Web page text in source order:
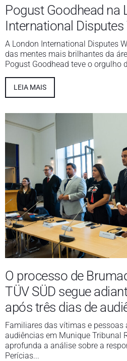
Pogust Goodhead na
International Disputes
A London International Disputes
das mentes mais brilhantes da
Pogust Goodhead teve o orgulho
LEIA MAIS
O processo de
TÜV SÜD segue
após três dias de
Familiares das vítimas e
audiências em Munique Tribunal
aprofunda a análise sobre a
Perícias...